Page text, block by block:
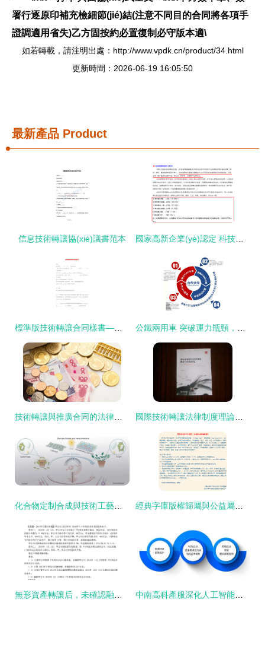
署行逐原印補充檢細節(jié)結(注意不同目的合同將各項手
證調適用省失)乙方固按約必置復制必守版本適\
如若轉載，請注明出處：http://www.vpdk.cn/product/34.html
更新時間：2026-06-19 16:05:50
最新產品 Product
信息技術轉讓協(xié)議書范本